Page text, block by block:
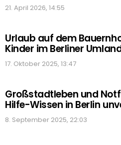
21. April 2026, 14:55
Urlaub auf dem
Kinder im Berliner
17. Oktober 2025, 13:47
Großstadtleben und
Hilfe-Wissen in Berlin
8. September 2025, 22:03